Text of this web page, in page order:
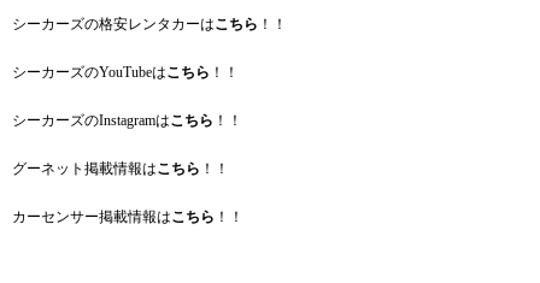
シーカーズの格安レンタカーはこちら ！！
シーカーズのYouTubeはこちら ！！
シーカーズのInstagramはこちら ！！
グーネット掲載情報はこちら ！！
カーセンサー掲載情報はこちら ！！